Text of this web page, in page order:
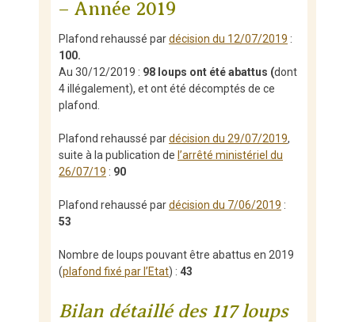
– Année 2019
Plafond rehaussé pardécision du 12/07/2019 :
100.
Au 30/12/2019 : 98 loups ont été abattus (dont
4 illégalement), et ont été décomptés de ce
plafond.
Plafond rehaussé pardécision du 29/07/2019,
suite à la publication de l’arrêté ministériel du
26/07/19 : 90
Plafond rehaussé pardécision du 7/06/2019 :
53
Nombre de loups pouvant être abattus en 2019
(plafond fixé par l’Etat) : 43
Bilan détaillé des 117 loups